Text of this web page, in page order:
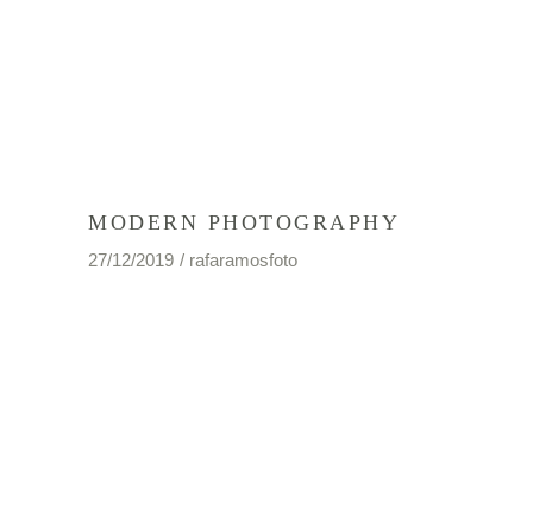
MODERN PHOTOGRAPHY
27/12/2019 rafaramosfoto